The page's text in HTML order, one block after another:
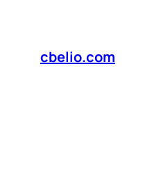
contenidocbelio.com